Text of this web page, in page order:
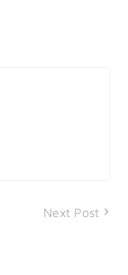
Next Post